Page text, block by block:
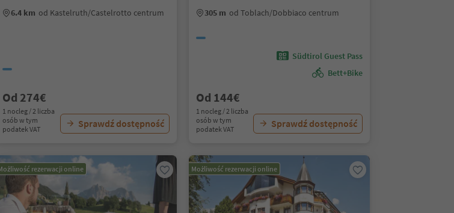
6.4 km od Kastelruth/Castelrotto centrum
Od 274€
1 nocleg / 2 liczba
osób w tym
podatek VAT
Sprawdź dostępność
305 m od Toblach/Dobbiaco centrum
Südtirol Guest Pass
Bett+Bike
Od 144€
1 nocleg / 2 liczba
osób w tym
podatek VAT
Sprawdź dostępność
rezerwacji online Możliwość rezerwacji online